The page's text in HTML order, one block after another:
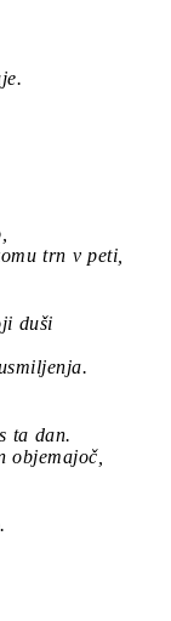
trn v peti,
duši
ta dan.
objemajoč,